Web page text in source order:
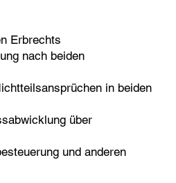
Erbrechts
nach beiden
in beiden
über
und anderen